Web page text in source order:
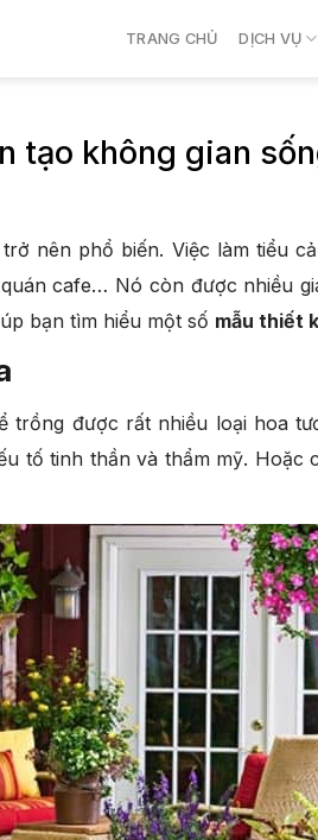
TRANG CHỦ DỊCH VỤ
tạo không gian
nên phổ biến. Việc làm tiểu
cafe… Nó còn được nhiều
bạn tìm hiểu một số mẫu thiết
được rất nhiều loại hoa
tố tinh thần và thẩm mỹ. Hoặc